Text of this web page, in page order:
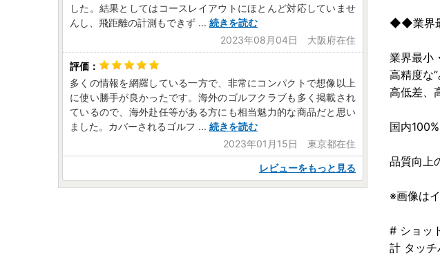
◆◆業界
業界最小
高精度な
高低差、
国内
品質向上
※画像は
# ショッ
計 タッチ
した。結果としてはコースレイアウトにほとんど対応していませ
んし、飛距離の計測もできず ... 続きを読む
2023年08月04日 大阪府在住
多くの情報を網羅している一方で、非常にコンパクトで想像以上
に使い勝手が良かったです。海外のゴルフクラブも多く掲載され
ているので、海外赴任等がある方にも相当魅力的な商品だと思い
ました。カバーされるゴルフ ... 続きを読む
2023年01月15日 東京都在住
レビューをもっと見る